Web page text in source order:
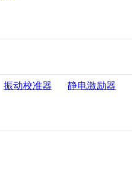
振动校准器 静电激励器